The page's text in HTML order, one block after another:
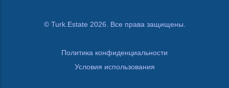
© Turk.Estate 2026. Все права защищены.
Политика конфиденциальности
Условия использования